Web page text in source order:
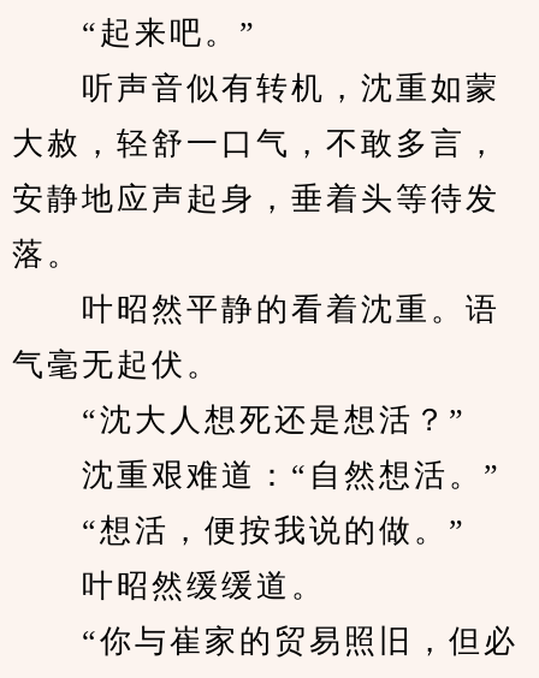
“起来吧。”
听声音似有转机，沈重如蒙
大赦，轻舒一口气，不敢多言，
安静地应声起身，垂着头等待发
落。
叶昭然平静的看着沈重。语
气毫无起伏。
“沈大人想死还是想活？”
沈重艰难道：“自然想活。”
“想活，便按我说的做。”
叶昭然缓缓道。
“你与崔家的贸易照旧，但必